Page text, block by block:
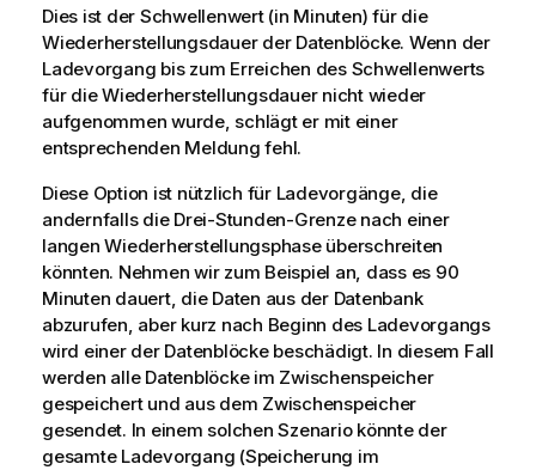
Dies ist der Schwellenwert (in Minuten) für die
Wiederherstellungsdauer der Datenblöcke. Wenn der
Ladevorgang bis zum Erreichen des Schwellenwerts
für die Wiederherstellungsdauer nicht wieder
aufgenommen wurde, schlägt er mit einer
entsprechenden Meldung fehl.
Diese Option ist nützlich für Ladevorgänge, die
andernfalls die Drei-Stunden-Grenze nach einer
langen Wiederherstellungsphase überschreiten
könnten. Nehmen wir zum Beispiel an, dass es 90
Minuten dauert, die Daten aus der Datenbank
abzurufen, aber kurz nach Beginn des Ladevorgangs
wird einer der Datenblöcke beschädigt. In diesem Fall
werden alle Datenblöcke im Zwischenspeicher
gespeichert und aus dem Zwischenspeicher
gesendet. In einem solchen Szenario könnte der
gesamte Ladevorgang (Speicherung im